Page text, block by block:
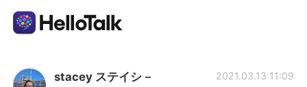
語学交換アプリ
stacey ステイシ－ 2021.03.13 11:09